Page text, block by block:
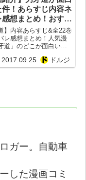
件！あらすじ内容ネ
感想まとめ！おすす
考察レビュー【画像
板垣恵介】
】内容あらすじ&全22巻
レ感想まとめ！人気漫
道」のどこが面白いか
は板垣恵介。掲載雑誌
ャンピオン。出版社は
2017.09.25 ドルジ
ガー。自動車
した漫画コミ